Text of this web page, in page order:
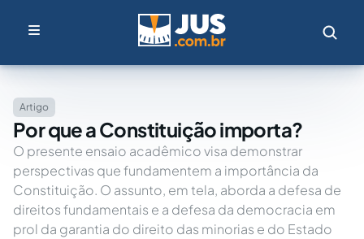
Artigo
Por que a Constituição importa?
O presente ensaio acadêmico visa demonstrar
perspectivas que fundamentem a importância da
Constituição. O assunto, em tela, aborda a defesa de
direitos fundamentais e a defesa da democracia em
prol da garantia do direito das minorias e do Estado